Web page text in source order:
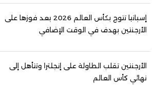
إسبانيا تتوج بكأس العالم 2026 بعد فوزها على
الأرجنتين بهدف في الوقت الإضافي
الأرجنتين تقلب الطاولة على إنجلترا وتتأهل إلى
نهائي كأس العالم